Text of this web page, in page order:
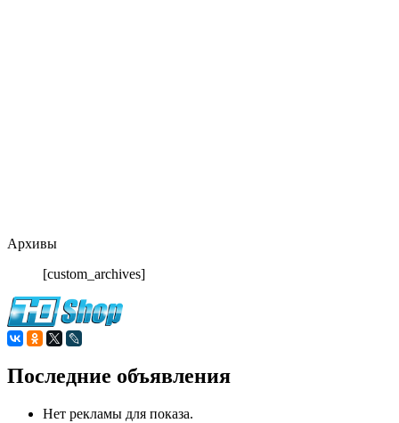
Архивы
[custom_archives]
Последние объявления
Нет рекламы для показа.